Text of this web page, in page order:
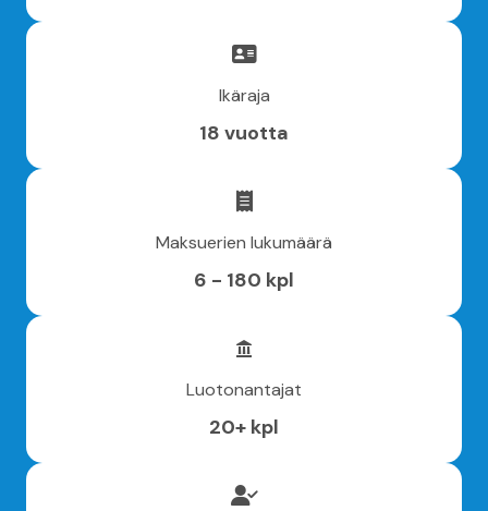
Ikäraja
18 vuotta
Maksuerien lukumäärä
6 - 180 kpl
Luotonantajat
20+ kpl